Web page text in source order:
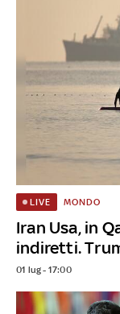
Iran Usa, in
indiretti.
LIVE MONDO
01 lug - 17:00